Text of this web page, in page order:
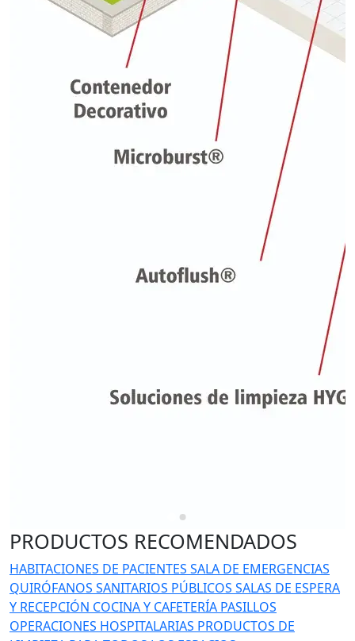
PRODUCTOS RECOMENDADOS
HABITACIONES DE PACIENTES SALA DE EMERGENCIAS
QUIRÓFANOS SANITARIOS PÚBLICOS SALAS DE ESPERA
Y RECEPCIÓN COCINA Y CAFETERÍA PASILLOS
OPERACIONES HOSPITALARIAS PRODUCTOS DE